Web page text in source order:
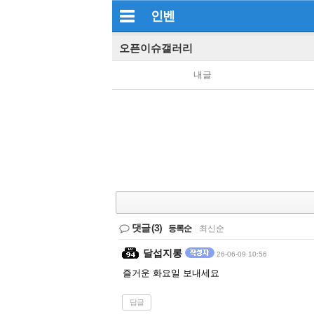
인벤
오픈이슈갤러리
내글
댓글(3) 등록순 최신순
달섭지롱 26-06-09 10:56
즐거운 화요일 보내세요
답글